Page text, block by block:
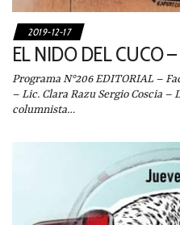
2019-12-17
EL NIDO DEL CUCO
Programa N°206 EDITORIAL –
– Lic. Clara Razu Sergio Coscia –
columnista…